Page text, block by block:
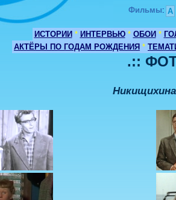
Фильмы: А
ИСТОРИИ * ИНТЕРВЬЮ * ОБОИ *
АКТЁРЫ ПО ГОДАМ РОЖДЕНИЯ *
.::